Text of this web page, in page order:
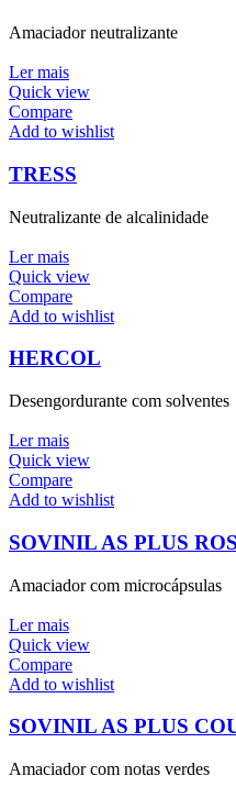
Amaciador neutralizante
Ler mais
Quick view
Compare
Add to wishlist
TRESS
Neutralizante de alcalinidade
Ler mais
Quick view
Compare
Add to wishlist
HERCOL
Desengordurante com solventes
Ler mais
Quick view
Compare
Add to wishlist
SOVINIL AS PLUS
Amaciador com microcápsulas
Ler mais
Quick view
Compare
Add to wishlist
SOVINIL AS PLUS
Amaciador com notas verdes